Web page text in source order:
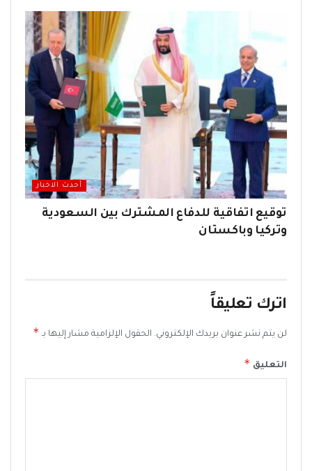
أحدث الاخبار
توقيع اتفاقية للدفاع المشترك بين السعودية
وتركيا وباكستان
اترك تعليقاً
لن يتم نشر عنوان بريدك الإلكتروني. الحقول الإلزامية مشار إليها بـ *
التعليق *